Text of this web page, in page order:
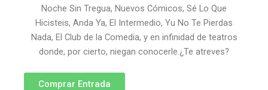
Noche Sin Tregua, Nuevos Cómicos, Sé Lo Que
Hicisteis, Anda Ya, El Intermedio, Yu No Te Pierdas
Nada, El Club de la Comedia, y en infinidad de teatros
donde, por cierto, niegan conocerle.¿Te atreves?
Comprar Entrada